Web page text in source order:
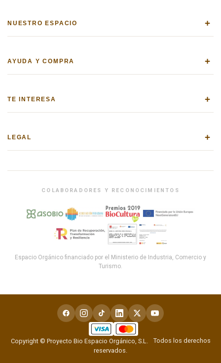
NUESTRO ESPACIO +
AYUDA Y COMPRA +
TE INTERESA +
LEGAL +
COLABORADORES Y RECONOCIMIENTOS
Espacio Orgánico financiado por el Ministerio de Industria, Comercio y
Turismo.
Copyright © Proyecto Bio Espacio Orgánico, S.L.
Todos los derechos
reservados.